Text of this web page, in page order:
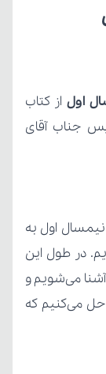
اول از کتاب